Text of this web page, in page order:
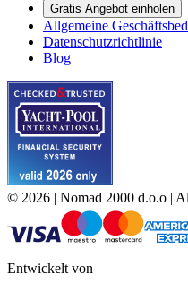
Gratis Angebot einholen
Allgemeine
Datenschutzrichtlinie
Blog
© 2026 | Nomad 2000 d.o.o |
Entwickelt von